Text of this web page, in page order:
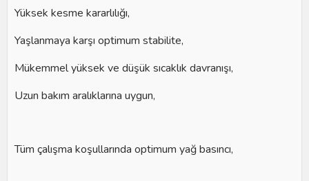
Yüksek kesme kararlılığı,
Yaşlanmaya karşı optimum stabilite,
Mükemmel yüksek ve düşük sıcaklık davranışı,
Uzun bakım aralıklarına uygun,
Tüm çalışma koşullarında optimum yağ basıncı,